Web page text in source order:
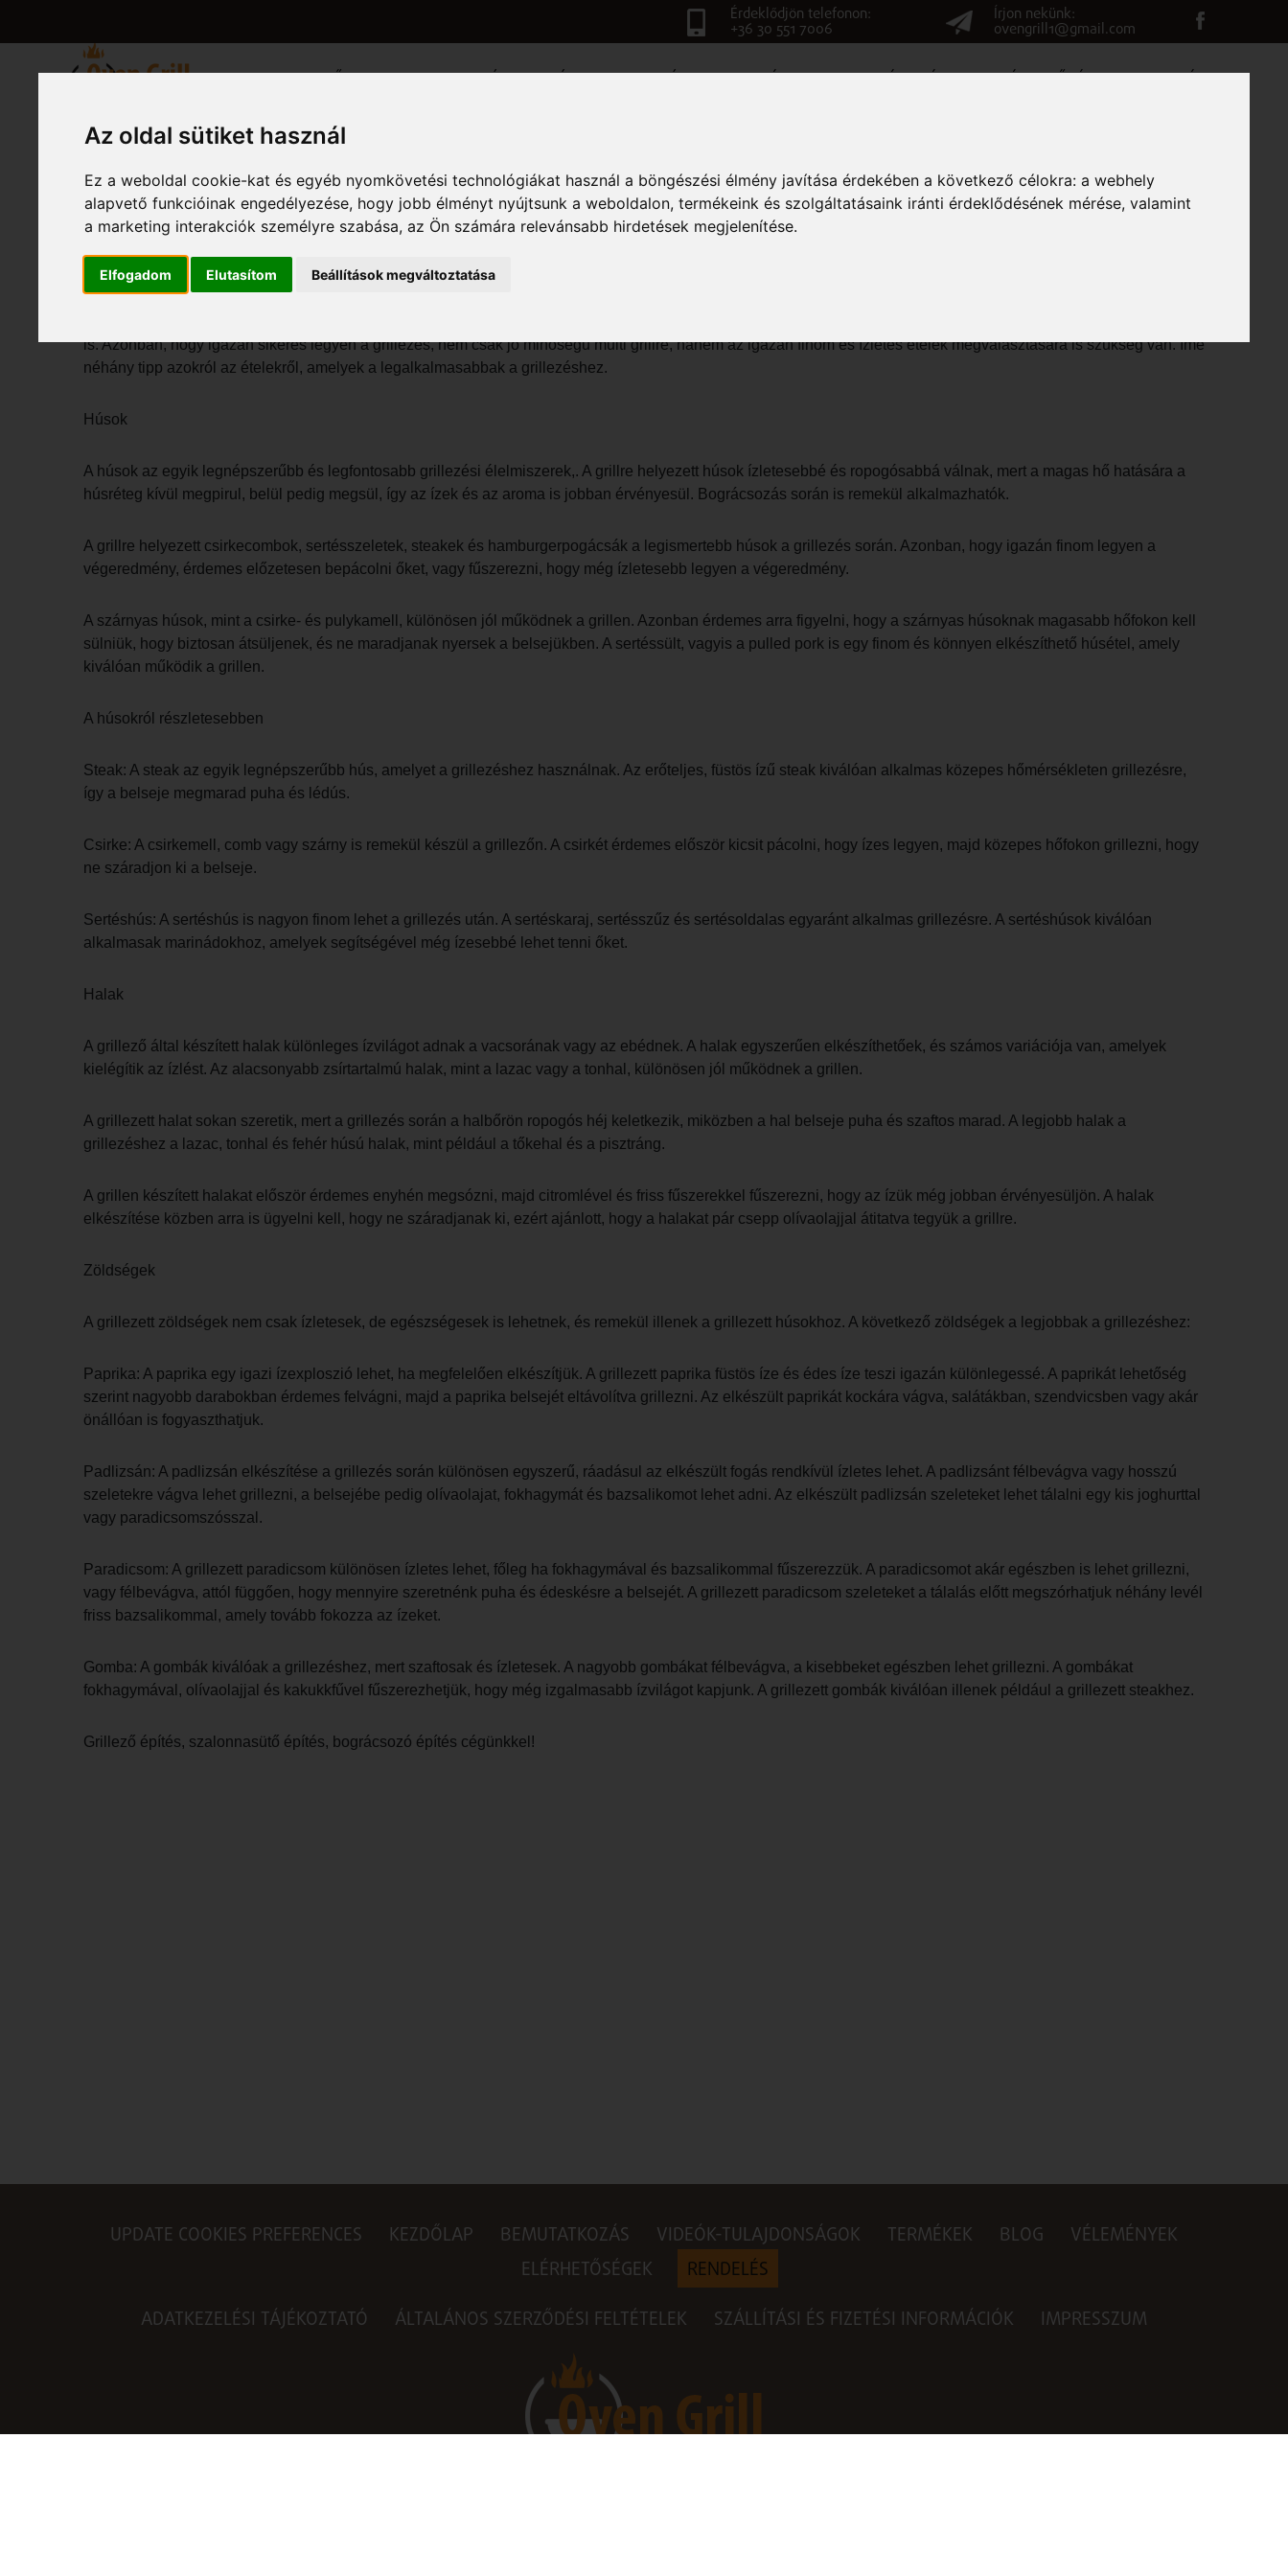
Az oldal sütiket használ
Ez a weboldal cookie-kat és egyéb nyomkövetési technológiákat használ a böngészési élmény javítása érdekében a következő célokra:a webhely
alapvető funkcióinak engedélyezése, hogy jobb élményt nyújtsunk a weboldalon,termékeink és szolgáltatásaink iránti érdeklődésének mérése, valamint
a marketing interakciók személyre szabása,az Ön számára relevánsabb hirdetések megjelenítése.
Elfogadom Elutasítom Beállítások megváltoztatása
Érdeklődjön telefonon:
+36 30 551 7006
Írjon nekünk:
ovengrill1@gmail.com
KEZDŐLAP BEMUTATKOZÁS VIDEÓK-TULAJDONSÁGOK TERMÉKEK BLOG VÉLEMÉNYEK ELÉRHETŐSÉGEK RENDELÉS
MELYEK A LEGALKALMASABB ÉTELEK GRILLEZÉSHEZ?
Melyek a legalkalmasabb ételek a grillezéshez?
is. Azonban, hogy igazán sikeres legyen a grillezés, nem csak jó minőségű multi grillre, hanem az igazán finom és ízletes ételek megválasztására is szükség van. Íme
néhány tipp azokról az ételekről, amelyek a legalkalmasabbak a grillezéshez.
Húsok
A húsok az egyik legnépszerűbb és legfontosabb grillezési élelmiszerek,. A grillre helyezett húsok ízletesebbé és ropogósabbá válnak, mert a magas hő hatására a
húsréteg kívül megpirul, belül pedig megsül, így az ízek és az aroma is jobban érvényesül. Bográcsozás során is remekül alkalmazhatók.
A grillre helyezett csirkecombok, sertésszeletek, steakek és hamburgerpogácsák a legismertebb húsok a grillezés során. Azonban, hogy igazán finom legyen a
végeredmény, érdemes előzetesen bepácolni őket, vagy fűszerezni, hogy még ízletesebb legyen a végeredmény.
A szárnyas húsok, mint a csirke- és pulykamell, különösen jól működnek a grillen. Azonban érdemes arra figyelni, hogy a szárnyas húsoknak magasabb hőfokon kell
sülniük, hogy biztosan átsüljenek, és ne maradjanak nyersek a belsejükben. A sertéssült, vagyis a pulled pork is egy finom és könnyen elkészíthető húsétel, amely
kiválóan működik a grillen.
A húsokról részletesebben
Steak: A steak az egyik legnépszerűbb hús, amelyet a grillezéshez használnak. Az erőteljes, füstös ízű steak kiválóan alkalmas közepes hőmérsékleten grillezésre,
így a belseje megmarad puha és lédús.
Csirke: A csirkemell, comb vagy szárny is remekül készül a grillezőn. A csirkét érdemes először kicsit pácolni, hogy ízes legyen, majd közepes hőfokon grillezni, hogy
ne száradjon ki a belseje.
Sertéshús: A sertéshús is nagyon finom lehet a grillezés után. A sertéskaraj, sertésszűz és sertésoldalas egyaránt alkalmas grillezésre. A sertéshúsok kiválóan
alkalmasak marinádokhoz, amelyek segítségével még ízesebbé lehet tenni őket.
Halak
A grillező által készített halak különleges ízvilágot adnak a vacsorának vagy az ebédnek. A halak egyszerűen elkészíthetőek, és számos variációja van, amelyek
kielégítik az ízlést. Az alacsonyabb zsírtartalmú halak, mint a lazac vagy a tonhal, különösen jól működnek a grillen.
A grillezett halat sokan szeretik, mert a grillezés során a halbőrön ropogós héj keletkezik, miközben a hal belseje puha és szaftos marad. A legjobb halak a
grillezéshez a lazac, tonhal és fehér húsú halak, mint például a tőkehal és a pisztráng.
A grillen készített halakat először érdemes enyhén megsózni, majd citromlével és friss fűszerekkel fűszerezni, hogy az ízük még jobban érvényesüljön. A halak
elkészítése közben arra is ügyelni kell, hogy ne száradjanak ki, ezért ajánlott, hogy a halakat pár csepp olívaolajjal átitatva tegyük a grillre.
Zöldségek
A grillezett zöldségek nem csak ízletesek, de egészségesek is lehetnek, és remekül illenek a grillezett húsokhoz. A következő zöldségek a legjobbak a grillezéshez:
Paprika: A paprika egy igazi ízexploszió lehet, ha megfelelően elkészítjük. A grillezett paprika füstös íze és édes íze teszi igazán különlegessé. A paprikát lehetőség
szerint nagyobb darabokban érdemes felvágni, majd a paprika belsejét eltávolítva grillezni. Az elkészült paprikát kockára vágva, salátákban, szendvicsben vagy akár
önállóan is fogyaszthatjuk.
Padlizsán: A padlizsán elkészítése a grillezés során különösen egyszerű, ráadásul az elkészült fogás rendkívül ízletes lehet. A padlizsánt félbevágva vagy hosszú
szeletekre vágva lehet grillezni, a belsejébe pedig olívaolajat, fokhagymát és bazsalikomot lehet adni. Az elkészült padlizsán szeleteket lehet tálalni egy kis joghurttal
vagy paradicsomszósszal.
Paradicsom: A grillezett paradicsom különösen ízletes lehet, főleg ha fokhagymával és bazsalikommal fűszerezzük. A paradicsomot akár egészben is lehet grillezni,
vagy félbevágva, attól függően, hogy mennyire szeretnénk puha és édeskésre a belsejét. A grillezett paradicsom szeleteket a tálalás előtt megszórhatjuk néhány levél
friss bazsalikommal, amely tovább fokozza az ízeket.
Gomba: A gombák kiválóak a grillezéshez, mert szaftosak és ízletesek. A nagyobb gombákat félbevágva, a kisebbeket egészben lehet grillezni. A gombákat
fokhagymával, olívaolajjal és kakukkfűvel fűszerezhetjük, hogy még izgalmasabb ízvilágot kapjunk. A grillezett gombák kiválóan illenek például a grillezett steakhez.
Grillező építés, szalonnasütő építés, bográcsozó építés cégünkkel!
UPDATE COOKIES PREFERENCES KEZDŐLAP BEMUTATKOZÁS VIDEÓK-TULAJDONSÁGOK TERMÉKEK BLOG
VÉLEMÉNYEK
ELÉRHETŐSÉGEK
RENDELÉS
ADATKEZELÉSI TÁJÉKOZTATÓ
ÁLTALÁNOS SZERZŐDÉSI FELTÉTELEK SZÁLLÍTÁSI ÉS FIZETÉSI INFORMÁCIÓK IMPRESSZUM